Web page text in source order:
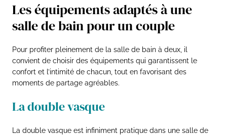
Les équipements adaptés à une
salle de bain pour un couple
Pour profiter pleinement de la salle de bain à deux, il
convient de choisir des équipements qui garantissent le
confort et l’intimité de chacun, tout en favorisant des
moments de partage agréables.
La double vasque
La double vasque est infiniment pratique dans une salle de